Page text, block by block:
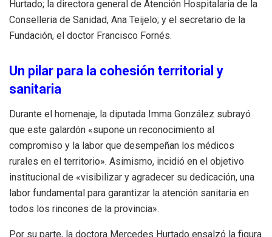
Hurtado; la directora general de Atención Hospitalaria de la
Conselleria de Sanidad, Ana Teijelo; y el secretario de la
Fundación, el doctor Francisco Fornés.
Un pilar para la cohesión territorial y
sanitaria
Durante el homenaje, la diputada Imma González subrayó
que este galardón «supone un reconocimiento al
compromiso y la labor que desempeñan los médicos
rurales en el territorio». Asimismo, incidió en el objetivo
institucional de «visibilizar y agradecer su dedicación, una
labor fundamental para garantizar la atención sanitaria en
todos los rincones de la provincia».
Por su parte, la doctora Mercedes Hurtado ensalzó la figura